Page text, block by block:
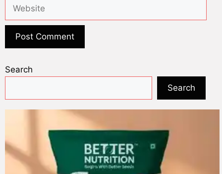
Search
Search